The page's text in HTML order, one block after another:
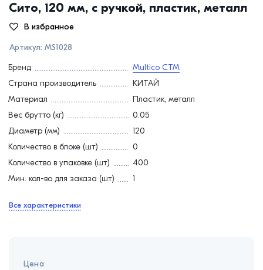
Сито, 120 мм, с ручкой, пластик, металл
В избранное
Артикул: MS1028
Бренд
Multico СТМ
Страна производитель
КИТАЙ
Материал
Пластик, металл
Вес брутто (кг)
0.05
Диаметр (мм)
120
Количество в блоке (шт)
0
Количество в упаковке (шт)
400
Мин. кол-во для заказа (шт)
1
Все характеристики
Цена